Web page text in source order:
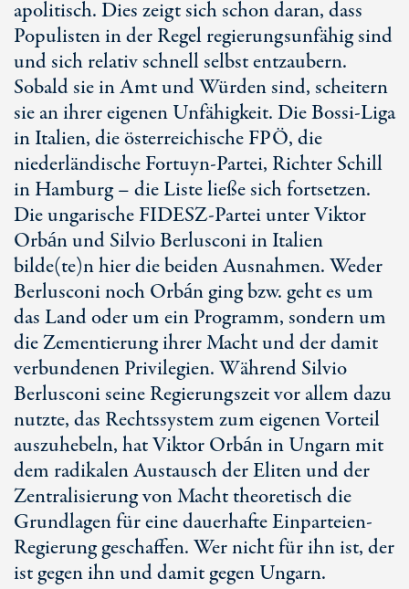
apolitisch. Dies zeigt sich schon daran, dass
Populisten in der Regel regierungsunfähig sind
und sich relativ schnell selbst entzaubern.
Sobald sie in Amt und Würden sind, scheitern
sie an ihrer eigenen Unfähigkeit. Die Bossi-Liga
in Italien, die österreichische FPÖ, die
niederländische Fortuyn-Partei, Richter Schill
in Hamburg – die Liste ließe sich fortsetzen.
Die ungarische FIDESZ-Partei unter Viktor
Orbán und Silvio Berlusconi in Italien
bilde(te)n hier die beiden Ausnahmen. Weder
Berlusconi noch Orbán ging bzw. geht es um
das Land oder um ein Programm, sondern um
die Zementierung ihrer Macht und der damit
verbundenen Privilegien. Während Silvio
Berlusconi seine Regierungszeit vor allem dazu
nutzte, das Rechtssystem zum eigenen Vorteil
auszuhebeln, hat Viktor Orbán in Ungarn mit
dem radikalen Austausch der Eliten und der
Zentralisierung von Macht theoretisch die
Grundlagen für eine dauerhafte Einparteien-
Regierung geschaffen. Wer nicht für ihn ist, der
ist gegen ihn und damit gegen Ungarn.